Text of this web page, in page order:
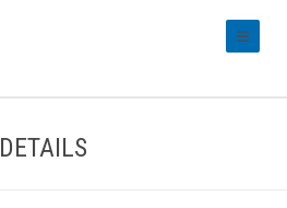
DETAILS